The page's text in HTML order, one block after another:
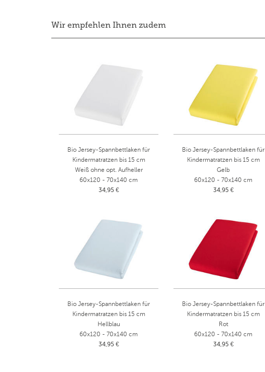
Wir empfehlen Ihnen zudem
Bio Jersey-Spannbettlaken für
Kindermatratzen bis 15 cm
Weiß ohne opt. Aufheller
60x120 - 70x140 cm
34,95 €
Bio Jersey-Spannbettlaken für
Kindermatratzen bis 15 cm
Gelb
60x120 - 70x140 cm
34,95 €
Bio Jersey-Spannbettlaken für
Kindermatratzen bis 15 cm
Hellblau
60x120 - 70x140 cm
34,95 €
Bio Jersey-Spannbettlaken für
Kindermatratzen bis 15 cm
Rot
60x120 - 70x140 cm
34,95 €